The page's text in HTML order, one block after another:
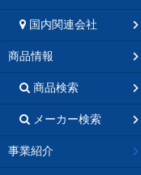
国内関連会社
商品情報
商品検索
メーカー検索
事業紹介